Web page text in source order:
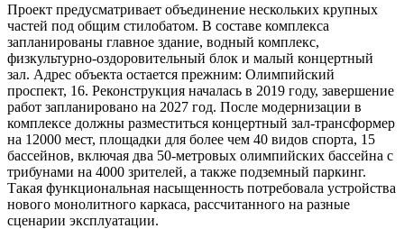
Проект предусматривает объединение нескольких крупных
частей под общим стилобатом. В составе комплекса
запланированы главное здание, водный комплекс,
физкультурно-оздоровительный блок и малый концертный
зал. Адрес объекта остается прежним: Олимпийский
проспект, 16. Реконструкция началась в 2019 году, завершение
работ запланировано на 2027 год. После модернизации в
комплексе должны разместиться концертный зал-трансформер
на 12000 мест, площадки для более чем 40 видов спорта, 15
бассейнов, включая два 50-метровых олимпийских бассейна с
трибунами на 4000 зрителей, а также подземный паркинг.
Такая функциональная насыщенность потребовала устройства
нового монолитного каркаса, рассчитанного на разные
сценарии эксплуатации.